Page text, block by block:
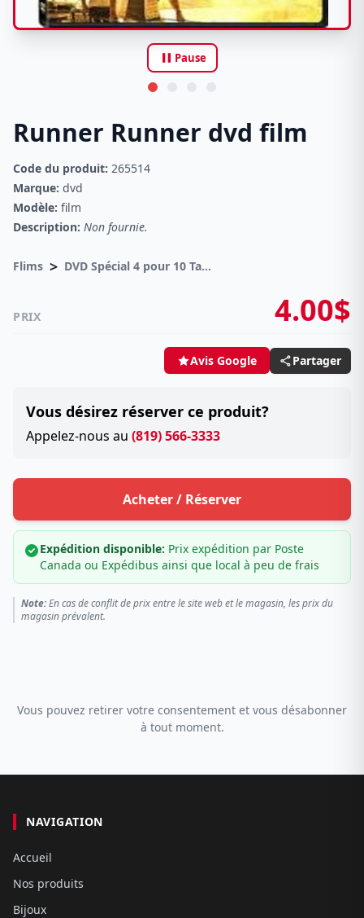
pause Pause
Runner Runner dvd film
Code du produit: 265514
Marque: dvd
Modèle: film
Description: Non fournie.
Flims > DVD Spécial 4 pour 10 Taxes incluses sur -4.00$
PRIX 4.00$
Avis Google Partager
Vous désirez réserver ce produit?
Appelez-nous au (819) 566-3333
Acheter / Réserver
Expédition disponible: Prix expédition par Poste
Canada ou Expédibus ainsi que local à peu de frais
Note:En cas de conflit de prix entre le site web et le magasin, les prix du
magasin prévalent.
Vous pouvez retirer votre consentement et vous désabonner
à tout moment.
NAVIGATION
Accueil
Nos produits
Bijoux